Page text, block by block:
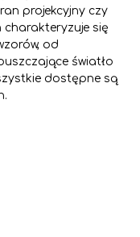
projekcyjny czy
charakteryzuje się
od
światło
dostępne są